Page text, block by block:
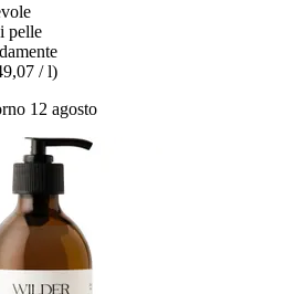
pelle
/ l)
12 agosto